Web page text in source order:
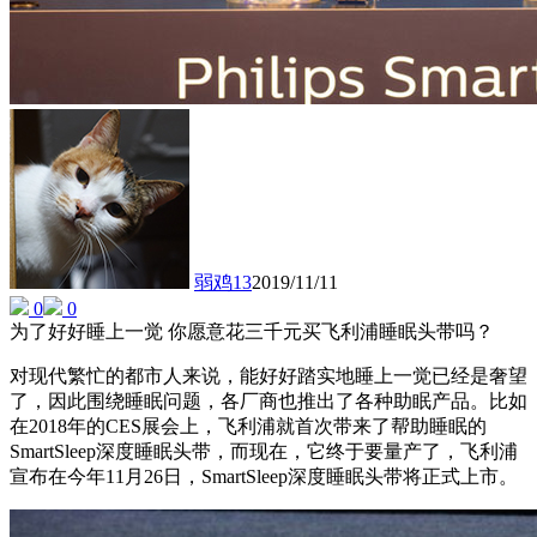
弱鸡132019/11/11
0
0
为了好好睡上一觉 你愿意花三千元买飞利浦睡眠头带吗？
对现代繁忙的都市人来说，能好好踏实地睡上一觉已经是奢望
了，因此围绕睡眠问题，各厂商也推出了各种助眠产品。比如
在2018年的CES展会上，飞利浦就首次带来了帮助睡眠的
SmartSleep深度睡眠头带，而现在，它终于要量产了，飞利浦
宣布在今年11月26日，SmartSleep深度睡眠头带将正式上市。